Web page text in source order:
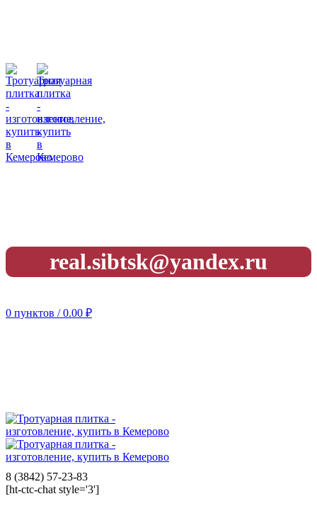
real.sibtsk@yandex.ru
0 пунктов / 0.00 ₽
8 (3842) 57-23-83
[ht-ctc-chat style='3']